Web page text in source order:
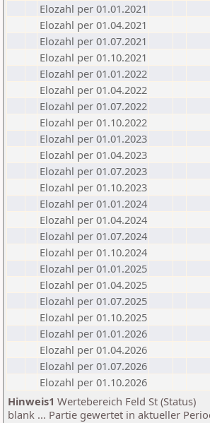
Elozahl per 01.01.2021
Elozahl per 01.04.2021
Elozahl per 01.07.2021
Elozahl per 01.10.2021
Elozahl per 01.01.2022
Elozahl per 01.04.2022
Elozahl per 01.07.2022
Elozahl per 01.10.2022
Elozahl per 01.01.2023
Elozahl per 01.04.2023
Elozahl per 01.07.2023
Elozahl per 01.10.2023
Elozahl per 01.01.2024
Elozahl per 01.04.2024
Elozahl per 01.07.2024
Elozahl per 01.10.2024
Elozahl per 01.01.2025
Elozahl per 01.04.2025
Elozahl per 01.07.2025
Elozahl per 01.10.2025
Elozahl per 01.01.2026
Elozahl per 01.04.2026
Elozahl per 01.07.2026
Elozahl per 01.10.2026
Hinweis1 Wertebereich Feld St (Status)
blank ... Partie gewertet in aktueller